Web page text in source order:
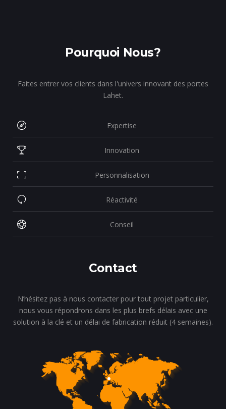
Pourquoi Nous?
Faites entrer vos clients dans l'univers innovant des portes
Lahet.
Expertise
Innovation
Personnalisation
Réactivité
Conseil
Contact
N’hésitez pas à nous contacter pour tout projet particulier,
nous vous répondrons dans les plus brefs délais avec une
solution à la clé et un délai de fabrication réduit (4 semaines).